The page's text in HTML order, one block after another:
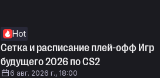
Hot
Сетка и расписание плей-офф Игр
будущего 2026 по CS2
6 авг. 2026 г., 18:00